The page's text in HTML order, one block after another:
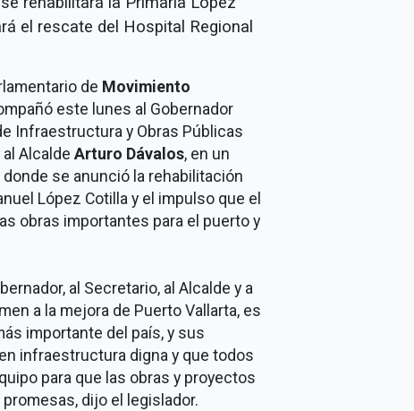
el rescate del Hospital Regional
de Movimiento
este lunes al Gobernador
Infraestructura y Obras Públicas
al Alcalde Arturo Dávalos, en un
donde se anunció la rehabilitación
López Cotilla y el impulso que el
obras importantes para el puerto y
al Secretario, al Alcalde y a
a la mejora de Puerto Vallarta, es
importante del país, y sus
infraestructura digna y que todos
para que las obras y proyectos
dijo el legislador.